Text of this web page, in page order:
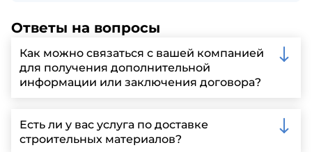
Ответы на вопросы
Как можно связаться с вашей компанией
для получения дополнительной
информации или заключения договора?
запрос через нашу официальную почту или
заполнить форму на нашем сайте для более
детальной информации и организации встречи.
Есть ли у вас услуга по доставке
строительных материалов?